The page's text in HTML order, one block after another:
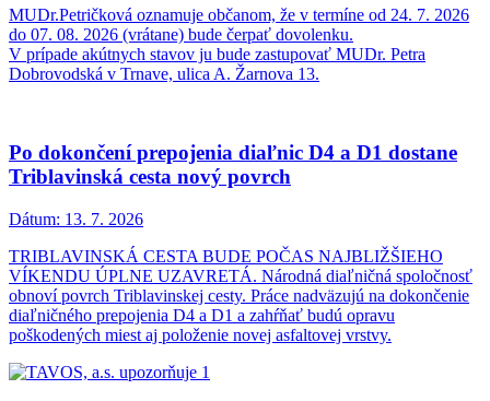
MUDr.Petričková oznamuje občanom, že v termíne od 24. 7. 2026
do 07. 08. 2026 (vrátane) bude čerpať dovolenku.
V prípade akútnych stavov ju bude zastupovať MUDr. Petra
Dobrovodská v Trnave, ulica A. Žarnova 13.
Po dokončení prepojenia diaľnic D4 a D1 dostane
Triblavinská cesta nový povrch
Dátum: 13. 7. 2026
TRIBLAVINSKÁ CESTA BUDE POČAS NAJBLIŽŠIEHO
VÍKENDU ÚPLNE UZAVRETÁ. Národná diaľničná spoločnosť
obnoví povrch Triblavinskej cesty. Práce nadväzujú na dokončenie
diaľničného prepojenia D4 a D1 a zahŕňať budú opravu
poškodených miest aj položenie novej asfaltovej vrstvy.